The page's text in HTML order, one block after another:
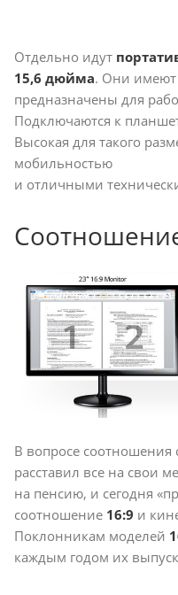
Отдельно идут
15,6 дюйма. Они имеют
предназначены для
Подключаются к
Высокая для такого
мобильностью
и отличными
В вопросе соотношения
расставил все на свои
на пенсию, и сегодня
соотношение 16:9 и
Поклонникам моделей
каждым годом их